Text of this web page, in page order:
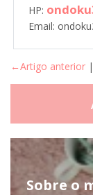
HP:
Email:
←Artigo anterior |
Sobre o